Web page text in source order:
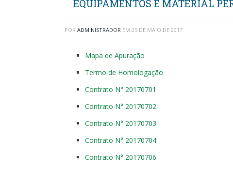
EQUIPAMENTOS E MATERIAL
POR ADMINISTRADOR EM 25 DE MAIO DE 2017
Mapa de Apuração
Termo de Homologação
Contrato N° 20170701
Contrato N° 20170702
Contrato N° 20170703
Contrato N° 20170704
Contrato N° 20170706